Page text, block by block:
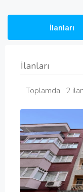
İlanları
İlanları
Toplamda : 2